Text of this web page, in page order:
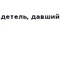
давший